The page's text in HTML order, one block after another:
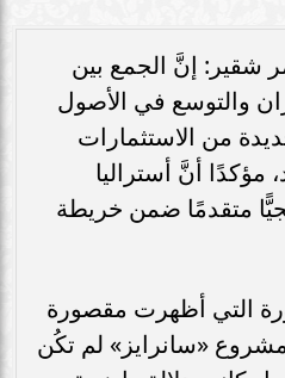
شقير: إنَّ الجمع بين
والتوسع في الأصول
من الاستثمارات
مؤكدًا أنَّ أستراليا
متقدمًا ضمن خريطة
التي أظهرت مقصورة
«سانرايز» لم تكُن